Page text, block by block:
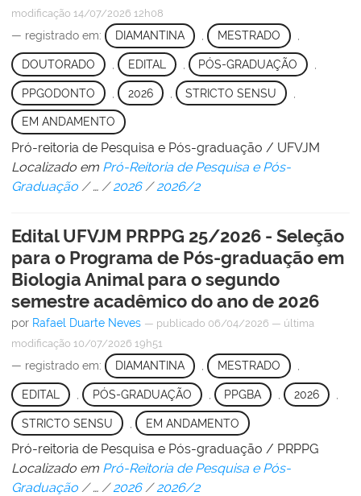
modificação 14/07/2026 12h08
— registrado em: DIAMANTINA , MESTRADO ,
DOUTORADO EDITAL PÓS-GRADUAÇÃO
PPGODONTO 2026 STRICTO SENSU
EM ANDAMENTO
Pró-reitoria de Pesquisa e Pós-graduação / UFVJM
Localizado em Pró-Reitoria de Pesquisa e Pós-
Graduação /… /2026 /2026/2
Edital UFVJM PRPPG 25/2026 - Seleção
para o Programa de Pós-graduação em
Biologia Animal para o segundo
semestre acadêmico do ano de 2026
por Rafael Duarte Neves — publicado 06/04/2026 — última
modificação 10/07/2026 19h51
— registrado em: DIAMANTINA MESTRADO
EDITAL PÓS-GRADUAÇÃO PPGBA , 2026
STRICTO SENSU EM ANDAMENTO
Pró-reitoria de Pesquisa e Pós-graduação / PRPPG
Localizado em Pró-Reitoria de Pesquisa e Pós-
Graduação /… /2026 /2026/2